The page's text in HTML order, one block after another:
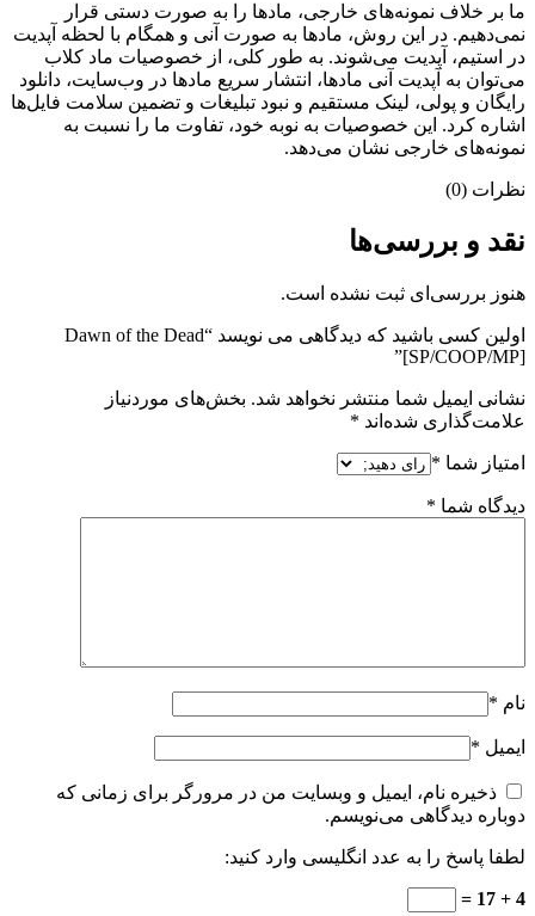
ما بر خلاف نمونه‌های خارجی، مادها را به صورت دستی قرار
نمی‌دهیم. در این روش، مادها به صورت آنی و همگام با لحظه آپدیت
در استیم، آپدیت می‌شوند. به طور کلی، از خصوصیات ماد کلاب
می‌‌توان به آپدیت آنی مادها، انتشار سریع مادها در وب‌سایت، دانلود
رایگان و پولی، لینک مستقیم و نبود تبلیغات و تضمین سلامت فایل‌ها
اشاره کرد. این خصوصیات به نوبه خود، تفاوت ما را نسبت به
نمونه‌های خارجی نشان می‌دهد.
نظرات (0)
نقد و بررسی‌ها
هنوز بررسی‌ای ثبت نشده است.
اولین کسی باشید که دیدگاهی می نویسد “Dawn of the Dead
[SP/COOP/MP]”
نشانی ایمیل شما منتشر نخواهد شد. بخش‌های موردنیاز
علامت‌گذاری شده‌اند *
امتیاز شما *
دیدگاه شما *
نام *
ایمیل *
ذخیره نام، ایمیل و وبسایت من در مرورگر برای زمانی که
دوباره دیدگاهی می‌نویسم.
لطفا پاسخ را به عدد انگلیسی وارد کنید:
4 + 17 =